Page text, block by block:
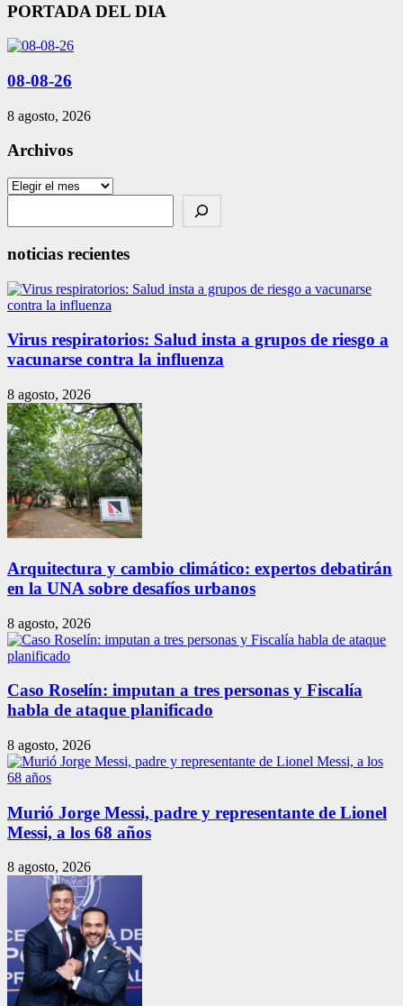
PORTADA DEL DIA
08-08-26
8 agosto, 2026
Archivos
Archivos
noticias recientes
Virus respiratorios: Salud insta a grupos de riesgo a
vacunarse contra la influenza
8 agosto, 2026
Arquitectura y cambio climático: expertos debatirán
en la UNA sobre desafíos urbanos
8 agosto, 2026
Caso Roselín: imputan a tres personas y Fiscalía
habla de ataque planificado
8 agosto, 2026
Murió Jorge Messi, padre y representante de Lionel
Messi, a los 68 años
8 agosto, 2026